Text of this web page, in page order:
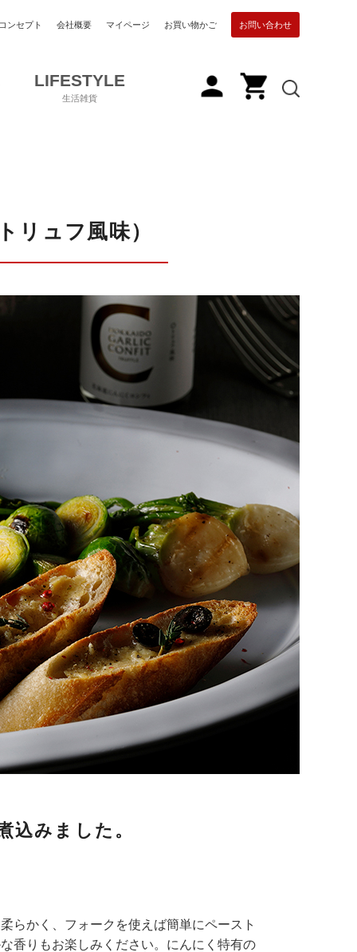
ンセプト 会社概要 マイページ お買い物かご お問い合わせ
LIFESTYLE
生活雑貨
リュフ風味）
込みました。
らかく、フォークを使えば簡単にペースト
香りもお楽しみください。にんにく特有の